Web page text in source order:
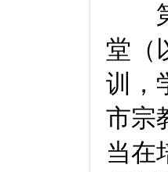
第
堂（
训，
市宗
当在